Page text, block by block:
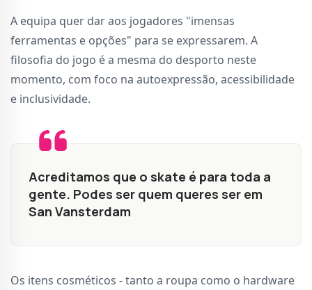
A equipa quer dar aos jogadores "imensas
ferramentas e opções" para se expressarem. A
filosofia do jogo é a mesma do desporto neste
momento, com foco na autoexpressão, acessibilidade
e inclusividade.
Acreditamos que o skate é para toda a
gente. Podes ser quem queres ser em
San Vansterdam
Os itens cosméticos - tanto a roupa como o hardware